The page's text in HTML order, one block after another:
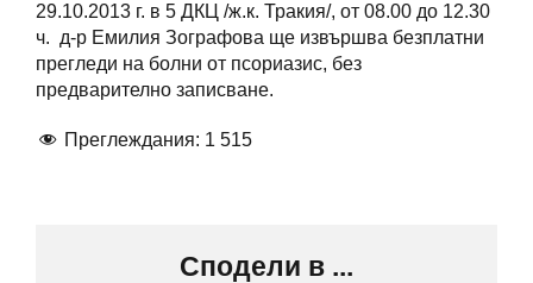
29.10.2013 г. в 5 ДКЦ /ж.к. Тракия/, от 08.00 до 12.30
ч. д-р Емилия Зографова ще извършва безплатни
прегледи на болни от псориазис, без
предварително записване.
Преглеждания: 1 515
Сподели в ...